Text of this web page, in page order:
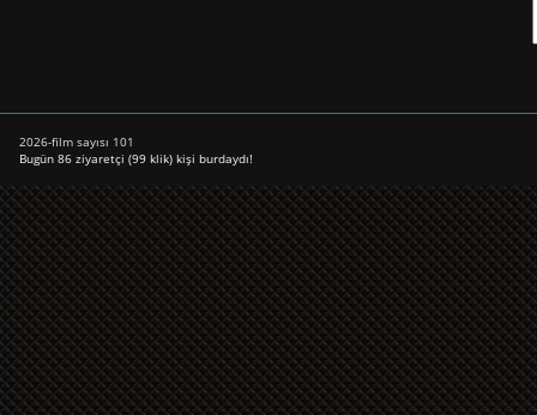
2026-film sayısı 101
Bugün 86 ziyaretçi (99 klik) kişi burdaydı!